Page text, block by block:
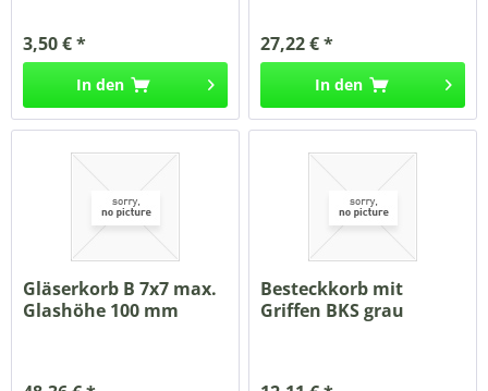
3,50 € *
In den
27,22 € *
In den
Gläserkorb B 7x7 max.
Glashöhe 100 mm
Besteckkorb mit
Griffen BKS grau